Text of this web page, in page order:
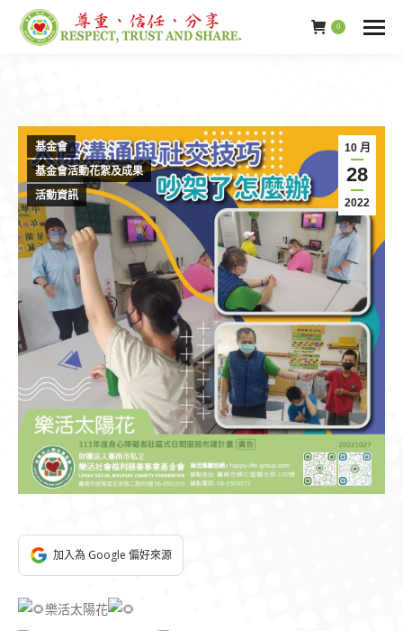
0
10 月
28
2022
基金會
基金會活動花絮及成果
活動資訊
加入為 Google 偏好來源
樂活太陽花